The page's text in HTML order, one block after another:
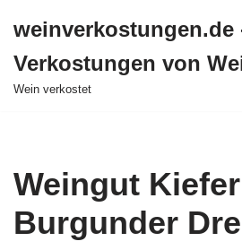
Inhalt
springen
weinverkostungen.de
Verkostungen von
Wein verkostet
Weingut
Burgunder